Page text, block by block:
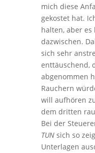
mich diese
gekostet hat.
halten, aber es
dazwischen.
sich sehr
enttäuschend,
abgenommen
Rauchern
will aufhören
dem dritten
Bei der
TUNsich so
Unterlagen